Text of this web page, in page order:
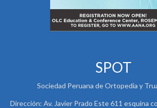
SPOT
Sociedad Peruana de Ortopedia y
Dirección: Av. Javier Prado Este 611 esquina